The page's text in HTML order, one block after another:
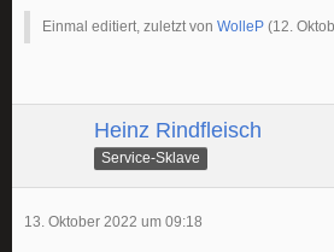
Einmal editiert, zuletzt von WolleP (12.
Heinz Rindfleisch
Service-Sklave
13. Oktober 2022 um 09:18